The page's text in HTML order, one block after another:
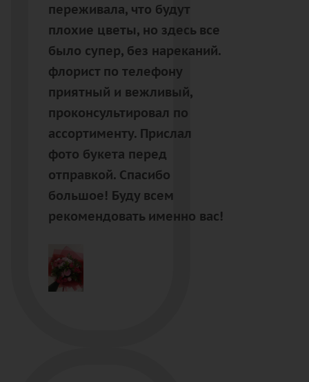
переживала, что будут
плохие цветы, но здесь все
было супер, без нареканий.
флорист по телефону
приятный и вежливый,
проконсультировал по
ассортименту. Прислал
фото букета перед
отправкой. Спасибо
большое! Буду всем
рекомендовать именно вас!